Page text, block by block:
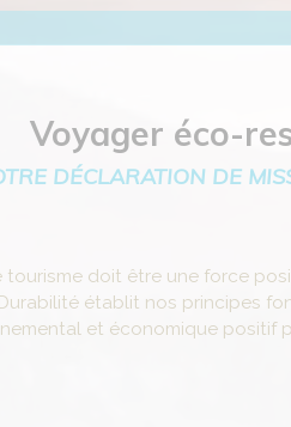
Voyager éco-
DÉCLARATION DE
tourisme doit être une force
établit nos principes
et économique positif